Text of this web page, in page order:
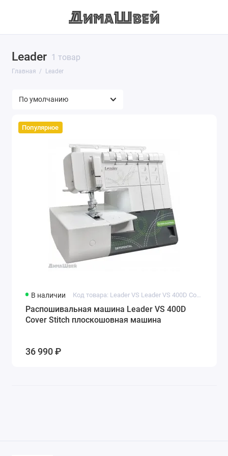
Leader 1 товар
Главная Leader
Популярное
В наличии Код товара: Leader VS Leader VS 400D Cover Stitch плоскошовная машина
Распошивальная машина Leader VS 400D
Cover Stitch плоскошовная машина
36 990 ₽